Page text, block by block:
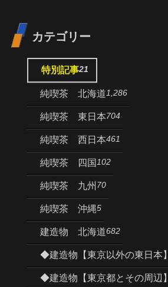
カテゴリー
特別記事21
純喫茶 北海道1,286
純喫茶 東日本704
純喫茶 西日本461
純喫茶 四国 102
純喫茶 九州 70
純喫茶 沖縄5
建造物 北海道682
◆建造物【東京以外の東日本】
◆建造物【東京都とその周辺】